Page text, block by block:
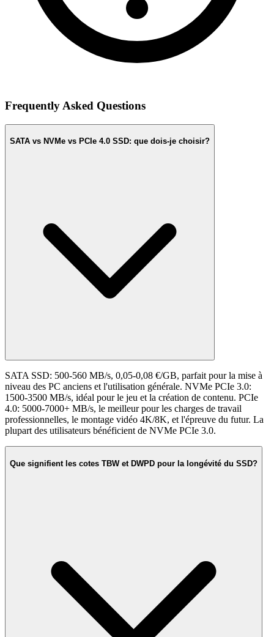
Frequently Asked Questions
SATA vs NVMe vs PCIe 4.0 SSD: que dois-je choisir?
SATA SSD: 500-560 MB/s, 0,05-0,08 €/GB, parfait pour la mise à
niveau des PC anciens et l'utilisation générale. NVMe PCIe 3.0:
1500-3500 MB/s, idéal pour le jeu et la création de contenu. PCIe
4.0: 5000-7000+ MB/s, le meilleur pour les charges de travail
professionnelles, le montage vidéo 4K/8K, et l'épreuve du futur. La
plupart des utilisateurs bénéficient de NVMe PCIe 3.0.
Que signifient les cotes TBW et DWPD pour la longévité du SSD?